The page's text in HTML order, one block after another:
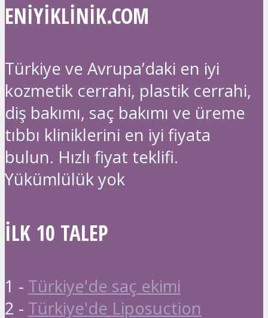
ENIYIKLINIK.COM
Türkiye ve Avrupa’daki en iyi
kozmetik cerrahi, plastik cerrahi,
diş bakımı, saç bakımı ve üreme
tıbbı kliniklerini en iyi fiyata
bulun. Hızlı fiyat teklifi.
Yükümlülük yok
İLK 10 TALEP
1 - Türkiye'de saç ekimi
2 - Türkiye'de Liposuction